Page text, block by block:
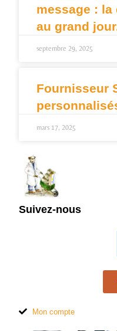
message : la
au grand
septembre 29, 2025
Fournisseur
mars 17, 2025
Suivez-nous
Mon compte